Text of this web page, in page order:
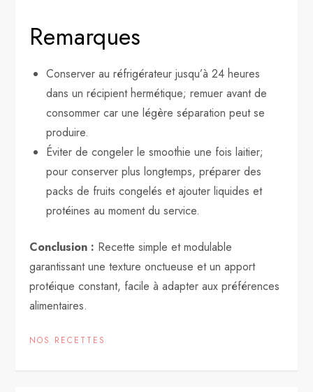
Remarques
Conserver au réfrigérateur jusqu’à 24 heures
dans un récipient hermétique; remuer avant de
consommer car une légère séparation peut se
produire.
Éviter de congeler le smoothie une fois laitier;
pour conserver plus longtemps, préparer des
packs de fruits congelés et ajouter liquides et
protéines au moment du service.
Conclusion : Recette simple et modulable
garantissant une texture onctueuse et un apport
protéique constant, facile à adapter aux préférences
alimentaires.
NOS RECETTES